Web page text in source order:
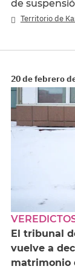
de
Territorio de
20 de febrero
El tribunal
vuelve a
matrimonio